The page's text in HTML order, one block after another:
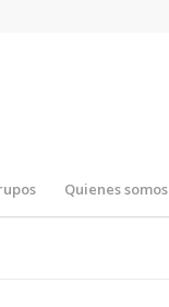
Quienes somos